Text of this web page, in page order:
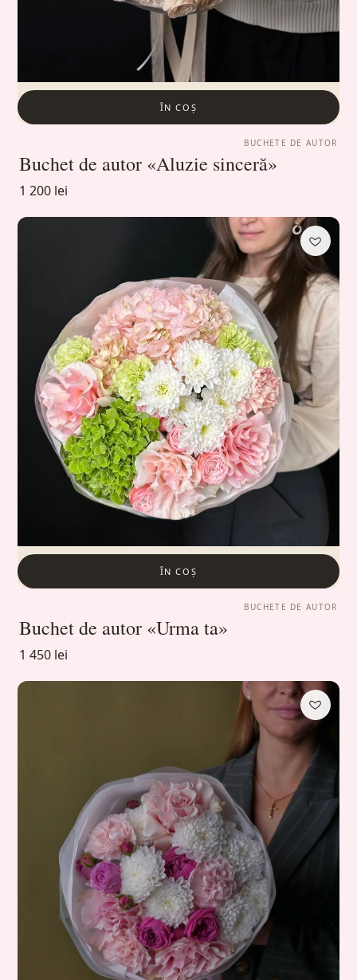
ÎN COȘ
BUCHETE DE AUTOR
Buchet de autor «Aluzie sinceră»
1 200 lei
ÎN COȘ
BUCHETE DE AUTOR
Buchet de autor «Urma ta»
1 450 lei